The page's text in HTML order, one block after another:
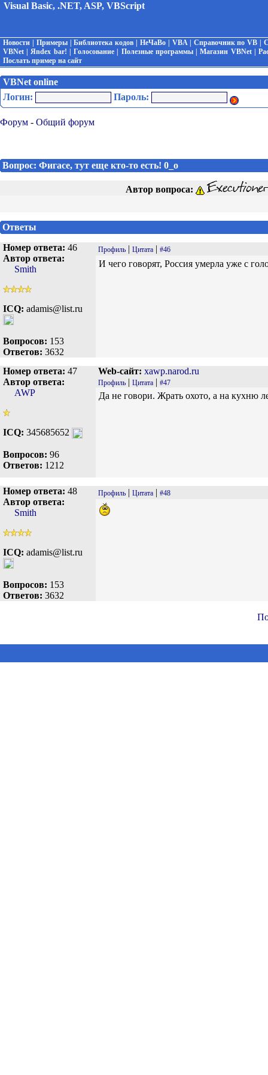
Visual Basic, .NET, ASP, VBScript
Новости Примеры|Библиотека кодов |НеЧаВо VBA| Справочник по VB |
VBNet |Яndex bar! |Голосование Полезные программы|Магазин VBNet|
Послать пример на сайт
VBNet online
Логин:
Пароль:
Форум - Общий форум
Вопрос: Фигасе, тут еще кто-то есть! 0_о
Автор вопроса:
Ответы
Номер ответа: 46
Автор ответа:
Smith
ICQ: adamis@list.ru
Вопросов: 153
Ответов: 3632
Профиль | Цитата | #46
И чего говорят, Россия умерла уже с
Номер ответа: 47
Автор ответа:
AWP
ICQ: 345685652
Вопросов: 96
Ответов: 1212
Web-сайт: xawp.narod.ru
Профиль | Цитата | #47
Да не говори. Жрать охото, а на кухню
Номер ответа: 48
Автор ответа:
Smith
ICQ: adamis@list.ru
Вопросов: 153
Ответов: 3632
Профиль | Цитата | #48